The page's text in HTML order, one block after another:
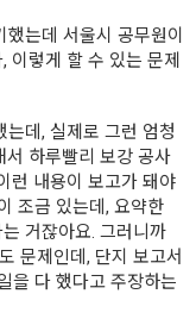
는데 서울시 공무원이
이렇게 할 수 있는 문제
데, 실제로 그런 엄청
서 하루빨리 보강 공사
런 내용이 보고가 돼야
조금 있는데, 요약한
거잖아요. 그러니까
문제인데, 단지 보고서
을 다 했다고 주장하는